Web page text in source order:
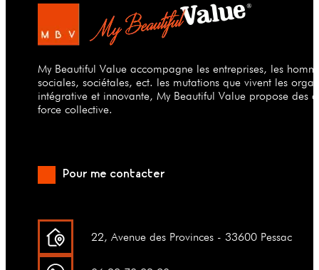
My Beautiful Value accompagne les entreprises, les
sociales, sociétales, ect. les mutations que vivent les
intégrative et innovante, My Beautiful Value propose des
force collective.
Pour me contacter
22, Avenue des Provinces - 33600 Pessac